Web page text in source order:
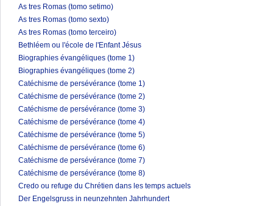
As tres Romas (tomo setimo)
As tres Romas (tomo sexto)
As tres Romas (tomo terceiro)
Bethléem ou l'école de l'Enfant Jésus
Biographies évangéliques (tome 1)
Biographies évangéliques (tome 2)
Catéchisme de persévérance (tome 1)
Catéchisme de persévérance (tome 2)
Catéchisme de persévérance (tome 3)
Catéchisme de persévérance (tome 4)
Catéchisme de persévérance (tome 5)
Catéchisme de persévérance (tome 6)
Catéchisme de persévérance (tome 7)
Catéchisme de persévérance (tome 8)
Credo ou refuge du Chrétien dans les temps actuels
Der Engelsgruss in neunzehnten Jahrhundert